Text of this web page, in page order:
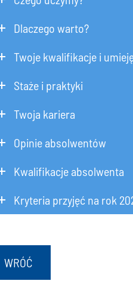
Dlaczego warto?
Twoje kwalifikacje i
Staże i praktyki
Twoja kariera
Opinie absolwentów
Kwalifikacje absolwenta
Kryteria przyjęć na rok
WRÓĆ